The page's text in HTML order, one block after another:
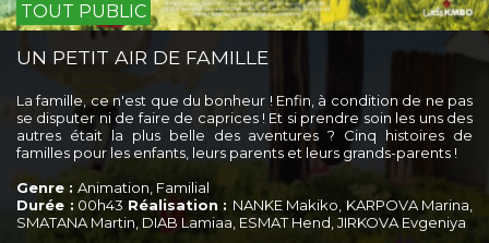
TOUT PUBLIC
UN PETIT AIR DE FAMILLE
La famille, ce n'est que du bonheur ! Enfin, à condition de ne pas
se disputer ni de faire de caprices ! Et si prendre soin les uns des
autres était la plus belle des aventures ? Cinq histoires de
familles pour les enfants, leurs parents et leurs grands-parents !
Genre : Animation, Familial
Durée : 00h43 Réalisation : NANKE Makiko, KARPOVA Marina,
SMATANA Martin, DIAB Lamiaa, ESMAT Hend, JIRKOVA Evgeniya